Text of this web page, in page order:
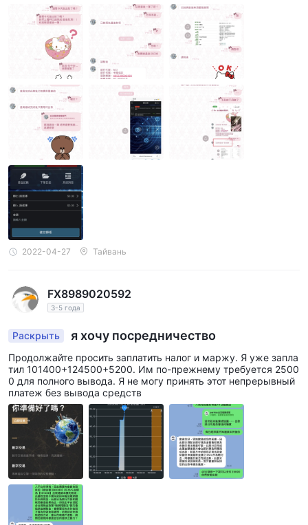
2022-04-27 Тайвань
FX8989020592
3-5 года
Раскрыть я хочу посредничество
Продолжайте просить заплатить налог и маржу. Я уже запла
тил 101400+124500+5200. Им по-прежнему требуется 2500
0 для полного вывода. Я не могу принять этот непрерывный
платеж без вывода средств